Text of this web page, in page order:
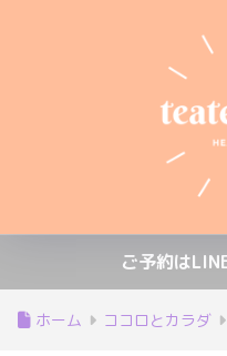
ご予約は
ホーム ココロとカラダ